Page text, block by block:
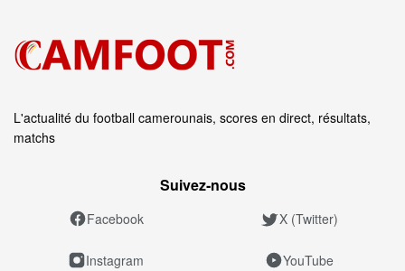
L'actualité du football camerounais, scores en direct, résultats,
matchs
Suivez‑nous
Facebook X (Twitter)
Instagram YouTube